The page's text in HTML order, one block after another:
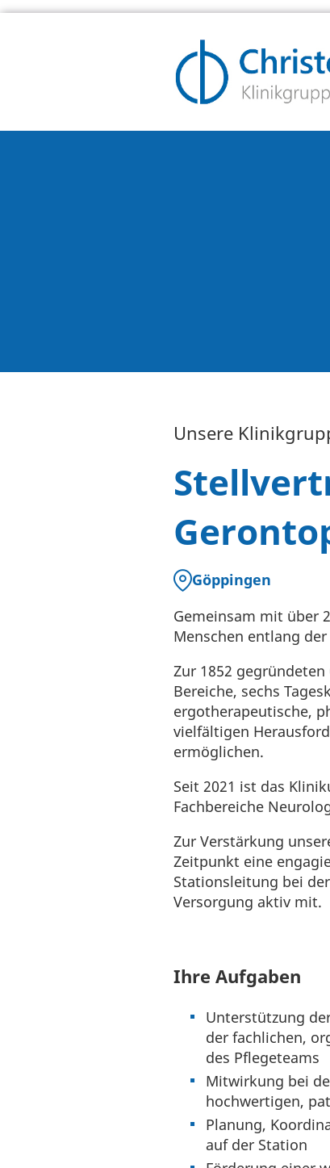
Unsere
Göppingen
Gemeinsam mit über
Menschen entlang
Zur 1852
Bereiche, sechs
ergotherapeutische,
vielfältigen
ermöglichen.
Seit 2021 ist das
Fachbereiche
Zur Verstärkung
Zeitpunkt eine
Stationsleitung bei
Versorgung aktiv mit.
Ihre Aufgaben
Unterstützung
der fachlichen,
des Pflegeteams
Mitwirkung bei
hochwertigen,
Planung,
auf der Station